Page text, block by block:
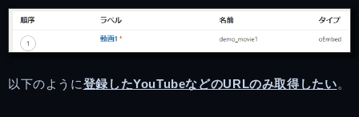
以下のように登録したYouTubeなどのURLのみ取得したい。